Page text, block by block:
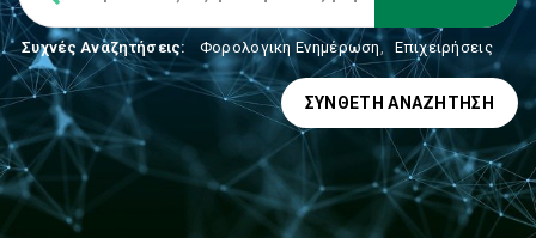
Συχνές Αναζητήσεις: Φορολογικη Ενημέρωση, Επιχειρήσεις
ΣΎΝΘΕΤΗ ΑΝΑΖΉΤΗΣΗ